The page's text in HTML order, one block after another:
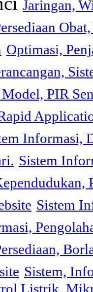
Jaringan,
Obat,
Optimasi,
PIR
Informasi,
Sistem
Sistem
Sistem,
Listrik,